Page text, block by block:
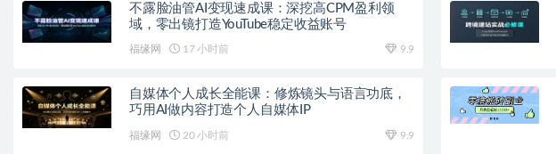
不露脸油管AI变现速成课：深挖高CPM盈利领
域，零出镜打造YouTube稳定收益账号
福缘网 17 小时前 9.9
自媒体个人成长全能课：修炼镜头与语言功底，
巧用AI做内容打造个人自媒体IP
福缘网 20 小时前 9.9